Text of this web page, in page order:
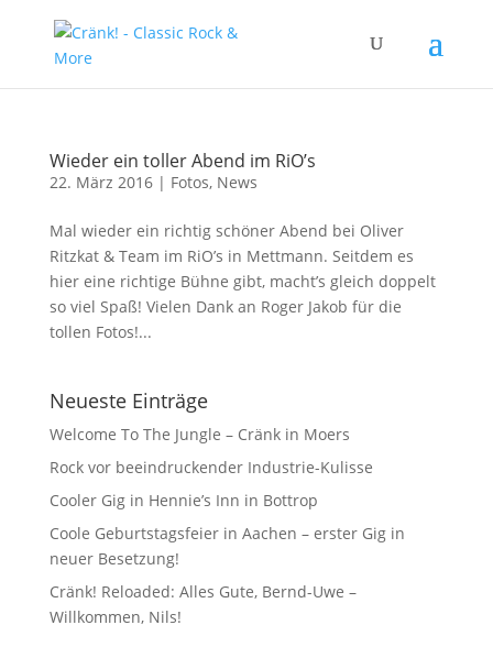
Wieder ein toller Abend im RiO’s
22. März 2016| Fotos, News
Mal wieder ein richtig schöner Abend bei Oliver
Ritzkat & Team im RiO’s in Mettmann. Seitdem es
hier eine richtige Bühne gibt, macht’s gleich doppelt
so viel Spaß! Vielen Dank an Roger Jakob für die
tollen Fotos!...
Neueste Einträge
Welcome To The Jungle – Cränk in Moers
Rock vor beeindruckender Industrie-Kulisse
Cooler Gig in Hennie’s Inn in Bottrop
Coole Geburtstagsfeier in Aachen – erster Gig in
neuer Besetzung!
Cränk! Reloaded: Alles Gute, Bernd-Uwe –
Willkommen, Nils!